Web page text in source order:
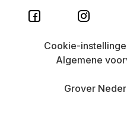
Grover
Cookie-
Algemene